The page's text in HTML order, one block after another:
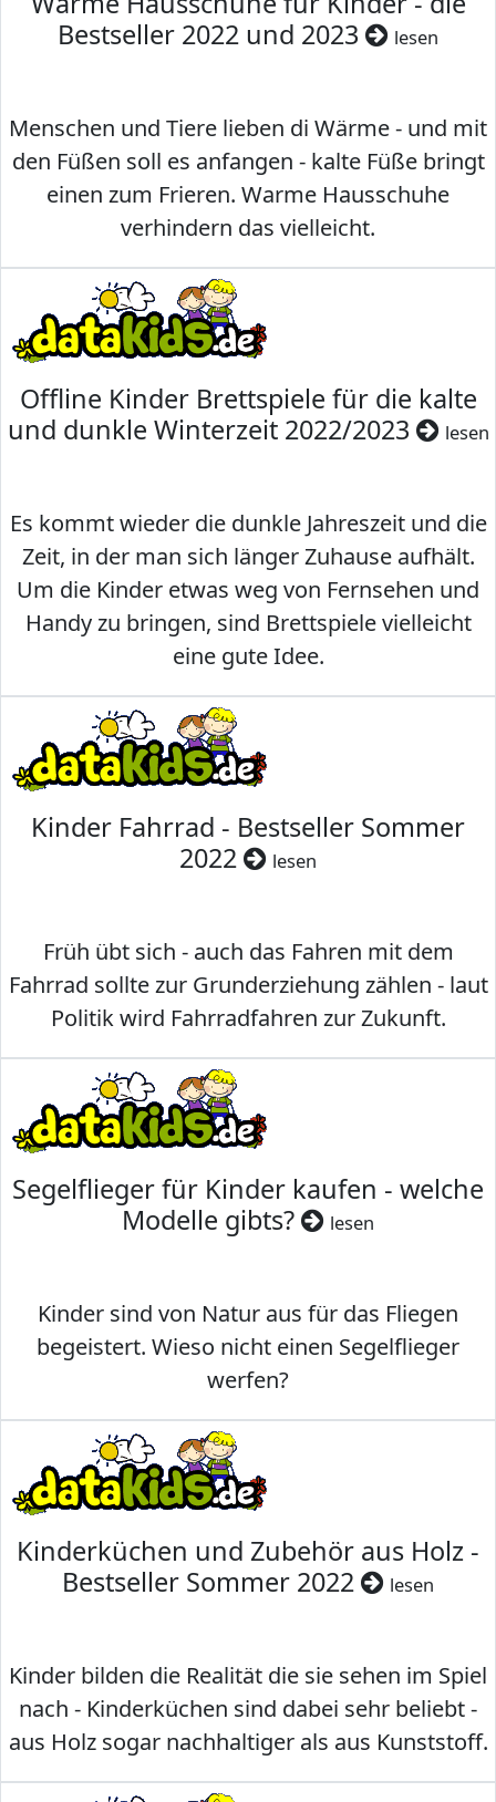
Bestseller 2022 und 2023
lesen
Menschen und Tiere lieben di Wärme - und mit
den Füßen soll es anfangen - kalte Füße bringt
einen zum Frieren. Warme Hausschuhe
verhindern das vielleicht.
Offline Kinder Brettspiele für die kalte
und dunkle Winterzeit 2022/2023
lesen
Es kommt wieder die dunkle Jahreszeit und die
Zeit, in der man sich länger Zuhause aufhält.
Um die Kinder etwas weg von Fernsehen und
Handy zu bringen, sind Brettspiele vielleicht
eine gute Idee.
Kinder Fahrrad - Bestseller Sommer
2022
lesen
Früh übt sich - auch das Fahren mit dem
Fahrrad sollte zur Grunderziehung zählen - laut
Politik wird Fahrradfahren zur Zukunft.
Segelflieger für Kinder kaufen - welche
Modelle gibts?
lesen
Kinder sind von Natur aus für das Fliegen
begeistert. Wieso nicht einen Segelflieger
werfen?
Kinderküchen und Zubehör aus Holz -
Bestseller Sommer 2022
lesen
Kinder bilden die Realität die sie sehen im Spiel
nach - Kinderküchen sind dabei sehr beliebt -
aus Holz sogar nachhaltiger als aus Kunststoff.